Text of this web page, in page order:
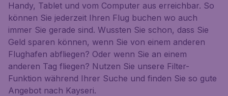
Handy, Tablet und vom Computer aus erreichbar. So
können Sie jederzeit Ihren Flug buchen wo auch
immer Sie gerade sind. Wussten Sie schon, dass Sie
Geld sparen können, wenn Sie von einem anderen
Flughafen abfliegen? Oder wenn Sie an einem
anderen Tag fliegen? Nutzen Sie unsere Filter-
Funktion während Ihrer Suche und finden Sie so gute
Angebot nach Kayseri.